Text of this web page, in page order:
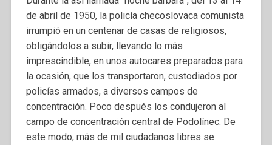
de abril de 1950, la policía checoslovaca comunista
irrumpió en un centenar de casas de religiosos,
obligándolos a subir, llevando lo más
imprescindible, en unos autocares preparados para
la ocasión, que los transportaron, custodiados por
policías armados, a diversos campos de
concentración. Poco después los condujeron al
campo de concentración central de Podolínec. De
este modo, más de mil ciudadanos libres se